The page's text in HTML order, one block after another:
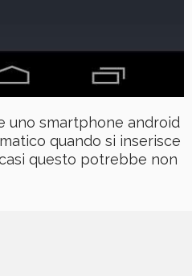
uno smartphone android
quando si inserisce
questo potrebbe non